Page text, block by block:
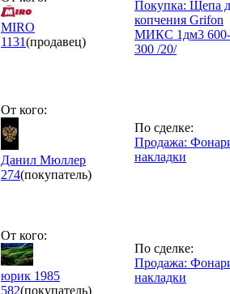
MIRO
1131(продавец)
Покупка: Щепа
копчения Grifon
МИКС 1дм3 600-
300 /20/
От кого:
Данил Мюллер
274(покупатель)
По сделке:
Продажа:
накладки
От кого:
юрик 1985
582(покупатель)
По сделке:
Продажа:
накладки